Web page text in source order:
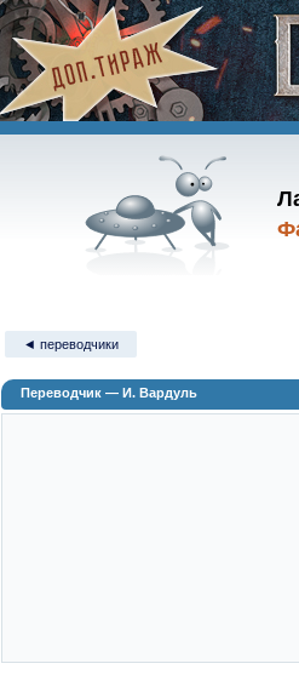
◄ переводчики
Переводчик — И. Вардуль